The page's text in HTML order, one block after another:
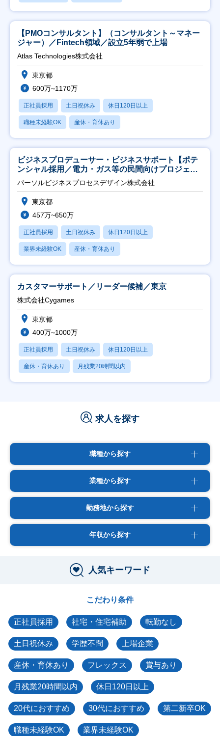
【PMOコンサルタント】（コンサルタント～マネー
ジャー）／Fintech領域／設立5年弱で上場
Atlas Technologies株式会社
東京都
600万~1170万
正社員採用 土日祝休み 休日120日以上
職種未経験OK 産休・育休あり
ビジネスプロデューサー・ビジネスサポート【ポテ
ンシャル採用／電力・ガス等の民間向けプロジェク
ト推進】
パーソルビジネスプロセスデザイン株式会社
東京都
457万~650万
正社員採用 土日祝休み 休日120日以上
業界未経験OK 産休・育休あり
カスタマーサポート／リーダー候補／東京
株式会社Cygames
東京都
400万~1000万
正社員採用 土日祝休み 休日120日以上
産休・育休あり 月残業20時間以内
求人を探す
職種から探す
業種から探す
勤務地から探す
年収から探す
人気キーワード
こだわり条件
正社員採用 社宅・住宅補助 転勤なし
土日祝休み 学歴不問 上場企業
産休・育休あり フレックス 賞与あり
月残業20時間以内 休日120日以上
20代におすすめ 30代におすすめ 第二新卒OK
職種未経験OK 業界未経験OK